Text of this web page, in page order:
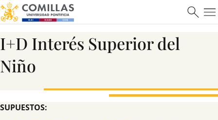
I+D Interés Superior del
Niño
SUPUESTOS: